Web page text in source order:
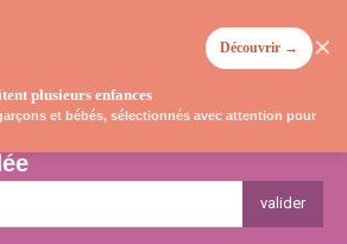
valider
plusieurs enfances
et bébés, sélectionnés avec attention pour
Découvrir → ✕